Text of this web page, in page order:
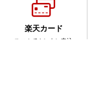
楽天カード
スマホでカンタン申込